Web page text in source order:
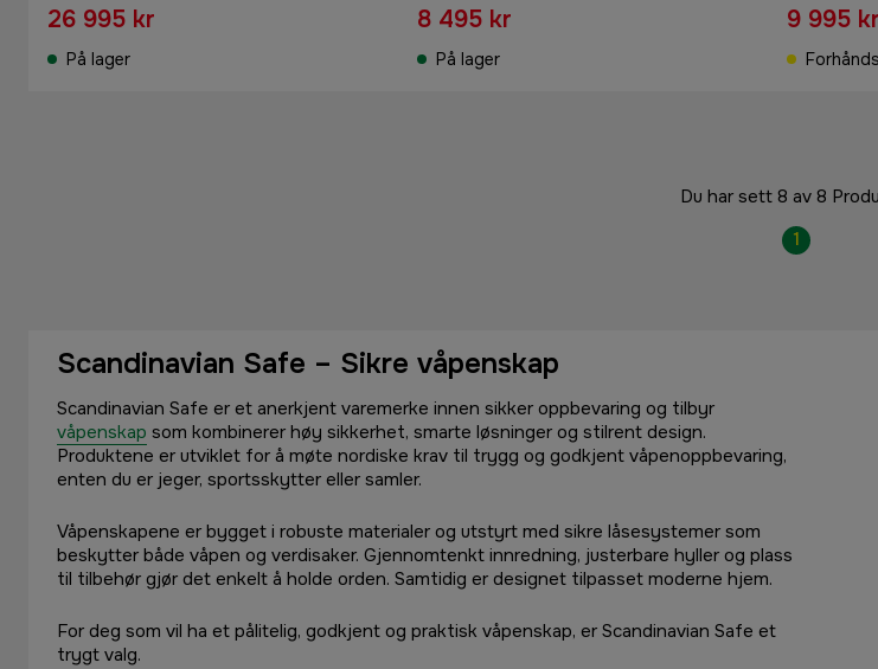
26 995 kr
På lager
8 495 kr
På lager
9 995 kr
Du har sett 8 av 8
1
Scandinavian Safe – Sikre våpenskap
Scandinavian Safe er et anerkjent varemerke innen sikker oppbevaring og tilbyr
våpenskap som kombinerer høy sikkerhet, smarte løsninger og stilrent design.
Produktene er utviklet for å møte nordiske krav til trygg og godkjent våpenoppbevaring,
enten du er jeger, sportsskytter eller samler.
Våpenskapene er bygget i robuste materialer og utstyrt med sikre låsesystemer som
beskytter både våpen og verdisaker. Gjennomtenkt innredning, justerbare hyller og plass
til tilbehør gjør det enkelt å holde orden. Samtidig er designet tilpasset moderne hjem.
For deg som vil ha et pålitelig, godkjent og praktisk våpenskap, er Scandinavian Safe et
trygt valg.